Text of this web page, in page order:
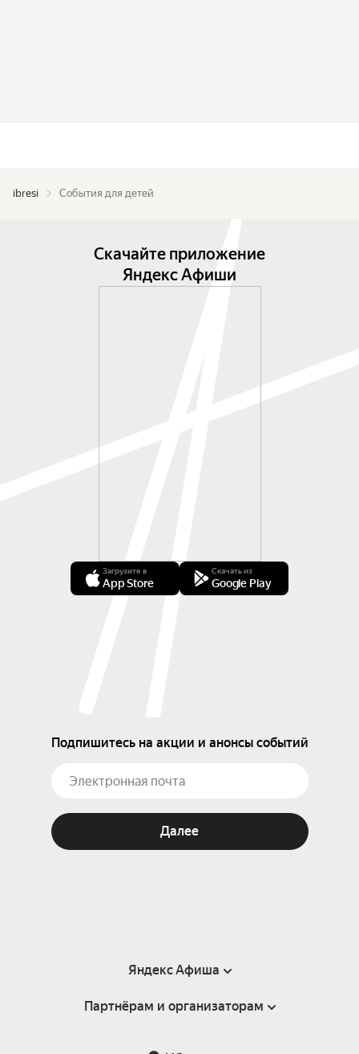
ibresi События для детей
Скачайте приложение
Яндекс Афиши
Загрузите в
App Store
Скачать из
Google Play
Подпишитесь на акции и анонсы событий
Далее
Яндекс Афиша
Справка
Партнёрам и организаторам